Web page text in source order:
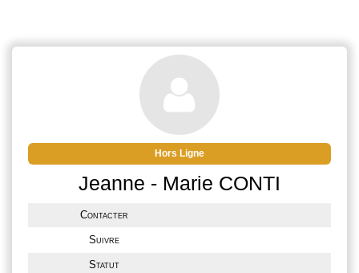
Google Play Store !
Hors Ligne
Jeanne - Marie CONTI
Contacter
Suivre
Statut